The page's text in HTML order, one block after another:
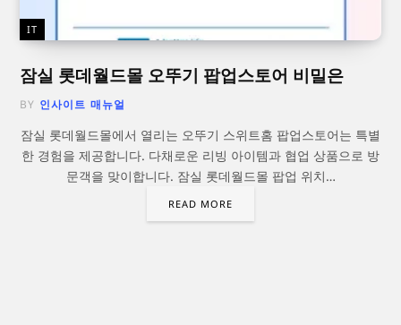
IT
잠실 롯데월드몰 오뚜기 팝업스토어 비밀은
BY 인사이트 매뉴얼
잠실 롯데월드몰에서 열리는 오뚜기 스위트홈 팝업스토어는 특별
한 경험을 제공합니다. 다채로운 리빙 아이템과 협업 상품으로 방
문객을 맞이합니다. 잠실 롯데월드몰 팝업 위치…
READ MORE